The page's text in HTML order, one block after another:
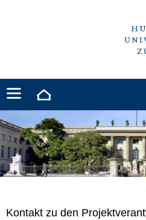
Kontakt zu den